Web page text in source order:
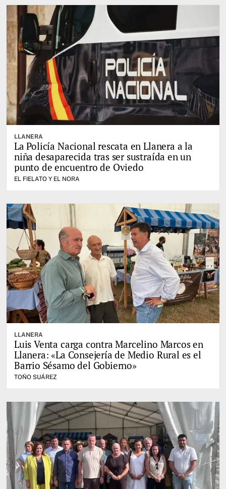
LLANERA
La Policía Nacional rescata en Llanera a la
niña desaparecida tras ser sustraída en un
punto de encuentro de Oviedo
EL FIELATO Y EL NORA
LLANERA
Luis Venta carga contra Marcelino Marcos en
Llanera: «La Consejería de Medio Rural es el
Barrio Sésamo del Gobierno»
TOÑO SUÁREZ